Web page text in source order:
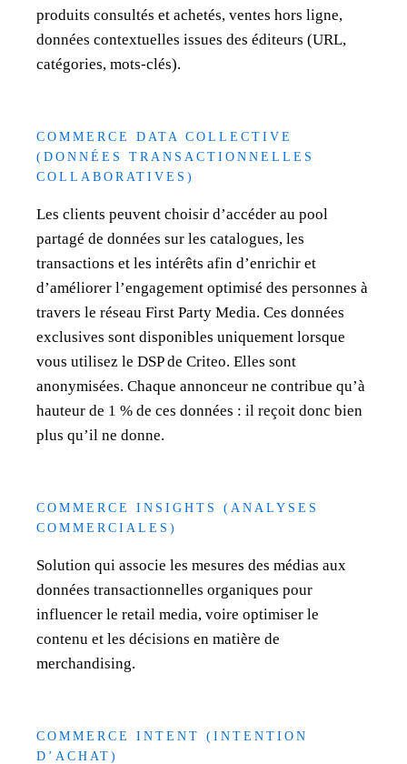
produits consultés et achetés, ventes hors ligne,
données contextuelles issues des éditeurs (URL,
catégories, mots-clés).
COMMERCE DATA COLLECTIVE
(DONNÉES TRANSACTIONNELLES
COLLABORATIVES)
Les clients peuvent choisir d’accéder au pool
partagé de données sur les catalogues, les
transactions et les intérêts afin d’enrichir et
d’améliorer l’engagement optimisé des personnes à
travers le réseau First Party Media. Ces données
exclusives sont disponibles uniquement lorsque
vous utilisez le DSP de Criteo. Elles sont
anonymisées. Chaque annonceur ne contribue qu’à
hauteur de 1 % de ces données : il reçoit donc bien
plus qu’il ne donne.
COMMERCE INSIGHTS (ANALYSES
COMMERCIALES)
Solution qui associe les mesures des médias aux
données transactionnelles organiques pour
influencer le retail media, voire optimiser le
contenu et les décisions en matière de
merchandising.
COMMERCE INTENT (INTENTION
D’ACHAT)